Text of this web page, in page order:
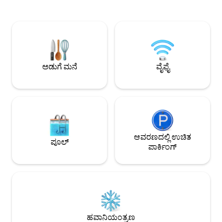
ವರ್ಷಗಳಿಂದ ಉತ್ತಮ ವಿಮರ್ಶೆಗಳೊಂದಿಗೆ ಬಾಡಿಗೆಗೆ
ನೀಡುತ್ತಿದ್ದೇವೆ, ಆದರೆ ಇದು ಹೊಸ ಲಿಸ್ಟಿಂಗ್ ಆಗಿದೆ,
ಅವುಗಳನ್ನು ತೆಗೆದುಹಾಕಲಾಗಿದೆ.
ಬಯಸುವ
ಸೂಕ್ತವಾಗಿದೆ
ಅಡುಗೆ ಮನೆ ವೈಫೈ
ಪೂಲ್
ಆವರಣದಲ್ಲಿ ಉಚಿತ
ಪಾರ್ಕಿಂಗ್
ಹವಾನಿಯಂತ್ರಣ